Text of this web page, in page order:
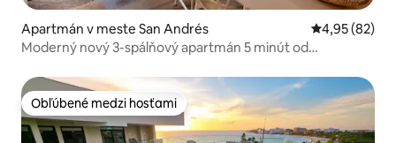
Apartmán v meste San Andrés Priemerné
4,95 (82)
Moderný nový 3-spálňový apartmán 5 minút od
Obľúbené medzi hosťami
Obľúbené medzi hosťami